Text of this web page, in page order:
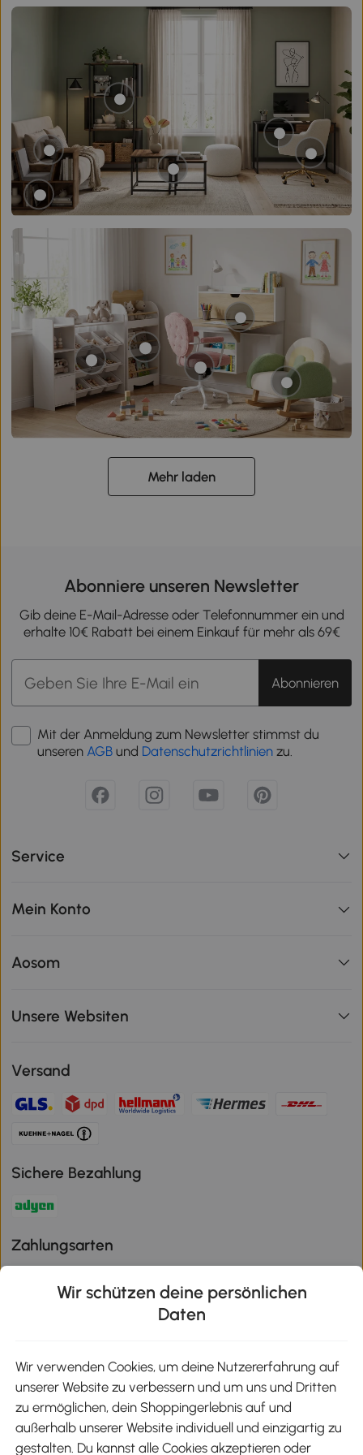
Mehr laden
Abonniere unseren Newsletter
Gib deine E-Mail-Adresse oder Telefonnummer ein und
erhalte 10€ Rabatt bei einem Einkauf für mehr als 69€
Abonnieren
Mit der Anmeldung zum Newsletter stimmst du
unseren AGB und Datenschutzrichtlinien zu.
Service
Mein Konto
Aosom
Unsere Websiten
Versand
Sichere Bezahlung
Zahlungsarten
Aosom-App
Wir schützen deine persönlichen
Daten
Wir verwenden Cookies, um deine Nutzererfahrung auf
unserer Website zu verbessern und um uns und Dritten
zu ermöglichen, dein Shoppingerlebnis auf und
außerhalb unserer Website individuell und einzigartig zu
gestalten. Du kannst alle Cookies akzeptieren oder